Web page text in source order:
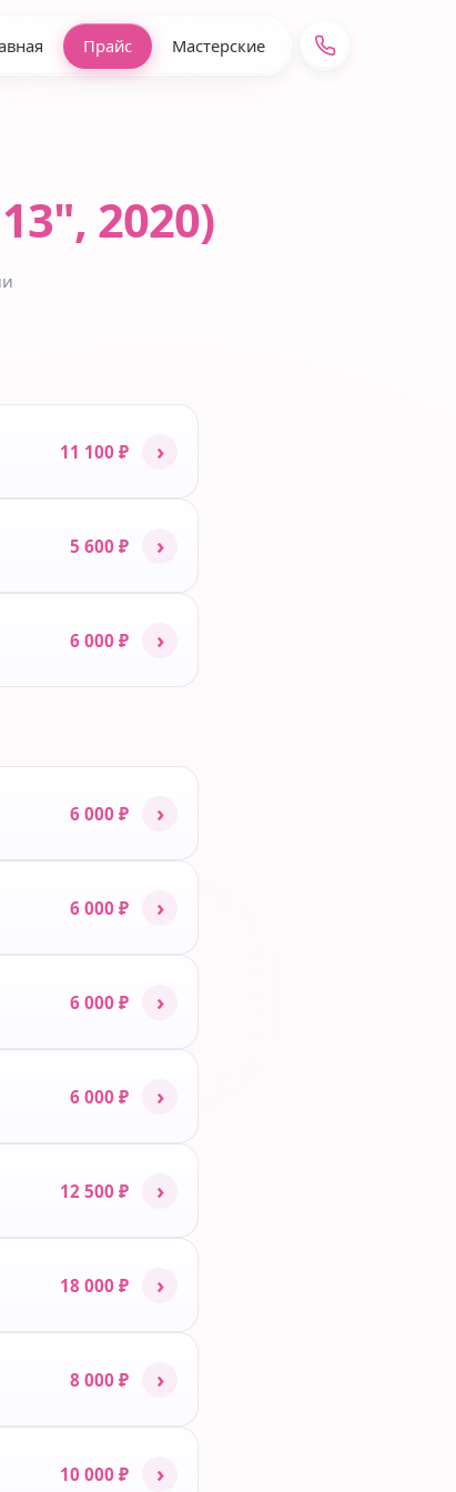
Прайс Мастерские
2020)
11 100 ₽ ›
5 600 ₽ ›
6 000 ₽ ›
6 000 ₽ ›
6 000 ₽ ›
6 000 ₽ ›
6 000 ₽ ›
12 500 ₽ ›
18 000 ₽ ›
8 000 ₽ ›
10 000 ₽ ›